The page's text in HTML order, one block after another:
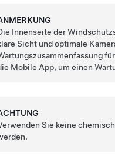
Innenseite der
Sicht und optimale
Mobile App, um einen
Sie keine